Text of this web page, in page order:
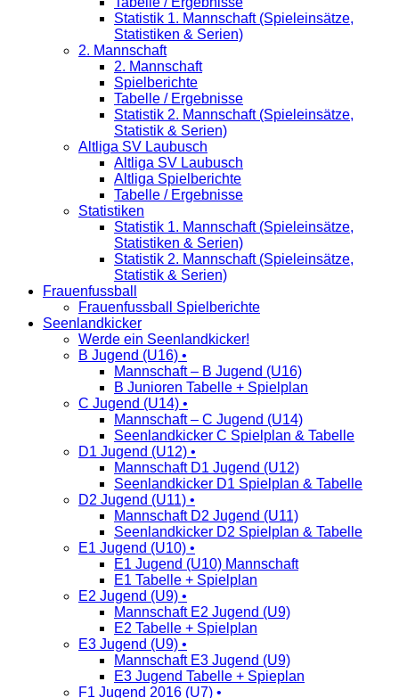
Statistik 1. Mannschaft (Spieleinsätze,
Statistiken & Serien)
2. Mannschaft
2. Mannschaft
Spielberichte
Tabelle / Ergebnisse
Statistik 2. Mannschaft (Spieleinsätze,
Statistik & Serien)
Altliga SV Laubusch
Altliga SV Laubusch
Altliga Spielberichte
Tabelle / Ergebnisse
Statistiken
Statistik 1. Mannschaft (Spieleinsätze,
Statistiken & Serien)
Statistik 2. Mannschaft (Spieleinsätze,
Statistik & Serien)
Frauenfussball
Frauenfussball Spielberichte
Seenlandkicker
Werde ein Seenlandkicker!
B Jugend (U16) •
Mannschaft – B Jugend (U16)
B Junioren Tabelle + Spielplan
C Jugend (U14) •
Mannschaft – C Jugend (U14)
Seenlandkicker C Spielplan & Tabelle
D1 Jugend (U12) •
Mannschaft D1 Jugend (U12)
Seenlandkicker D1 Spielplan & Tabelle
D2 Jugend (U11) •
Mannschaft D2 Jugend (U11)
Seenlandkicker D2 Spielplan & Tabelle
E1 Jugend (U10) •
E1 Jugend (U10) Mannschaft
E1 Tabelle + Spielplan
E2 Jugend (U9) •
Mannschaft E2 Jugend (U9)
E2 Tabelle + Spielplan
E3 Jugend (U9) •
Mannschaft E3 Jugend (U9)
E3 Jugend Tabelle + Spieplan
F1 Jugend 2016 (U7) •